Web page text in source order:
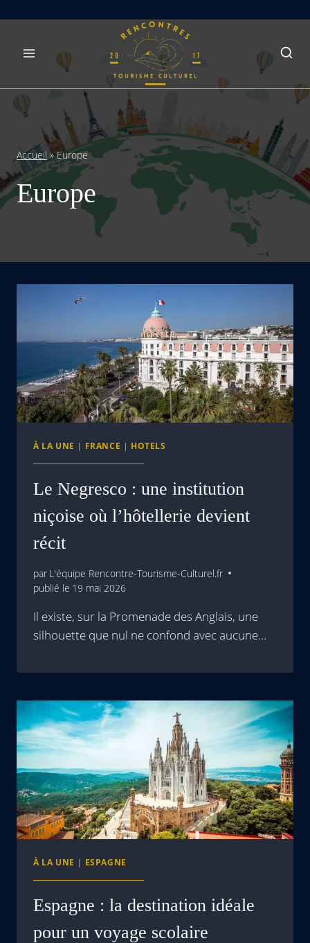
Accueil »Europe
Europe
À LA UNE | FRANCE | HOTELS
Le Negresco : une institution
niçoise où l’hôtellerie devient
récit
par L'équipe Rencontre-Tourisme-Culturel.fr
publié le 19 mai 2026
Il existe, sur la Promenade des Anglais, une
silhouette que nul ne confond avec aucune…
À LA UNE | ESPAGNE
Espagne : la destination idéale
pour un voyage scolaire